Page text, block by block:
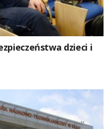
dzieci i